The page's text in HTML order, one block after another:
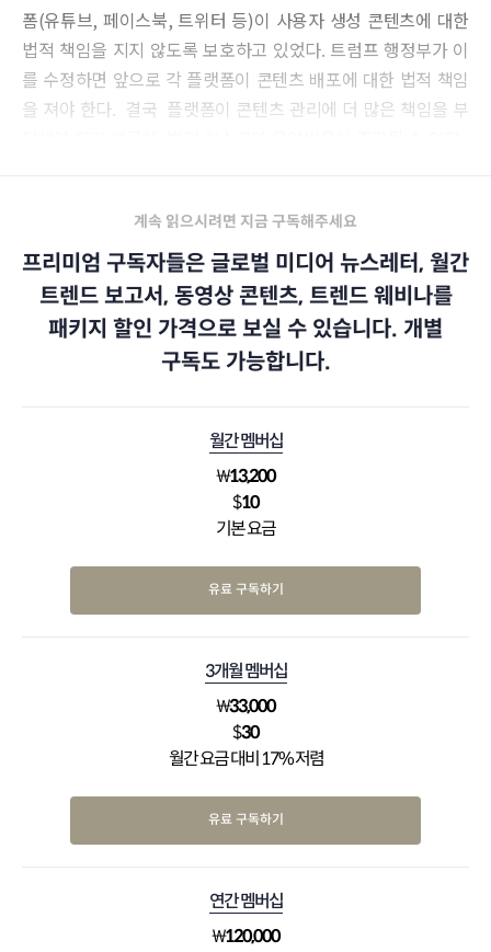
폼(유튜브, 페이스북, 트위터 등)이 사용자 생성 콘텐츠에 대한
법적 책임을 지지 않도록 보호하고 있었다. 트럼프 행정부가 이
를 수정하면 앞으로 각 플랫폼이 콘텐츠 배포에 대한 법적 책임
을 져야 한다. 결국 플랫폼이 콘텐츠 관리에 더 많은 책임을 부
계속 읽으시려면 지금 구독해주세요
프리미엄 구독자들은 글로벌 미디어 뉴스레터, 월간
트렌드 보고서, 동영상 콘텐츠, 트렌드 웨비나를
패키지 할인 가격으로 보실 수 있습니다. 개별
구독도 가능합니다.
월간 멤버십
₩13,200
$10
기본 요금
유료 구독하기
3개월 멤버십
₩33,000
$30
월간 요금 대비 17% 저렴
유료 구독하기
연간 멤버십
₩120,000